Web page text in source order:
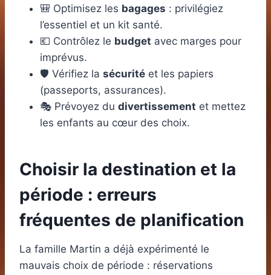
🎒 Optimisez les bagages : privilégiez
l’essentiel et un kit santé.
💶 Contrôlez le budget avec marges pour
imprévus.
🛡️ Vérifiez la sécurité et les papiers
(passeports, assurances).
🎭 Prévoyez du divertissement et mettez
les enfants au cœur des choix.
Choisir la destination et la
période : erreurs
fréquentes de planification
La famille Martin a déjà expérimenté le
mauvais choix de période : réservations